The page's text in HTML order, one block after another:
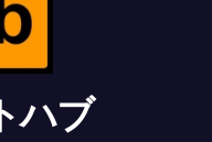
ハブ